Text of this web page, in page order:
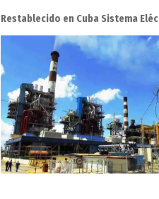
Restablecido en Cuba Sistema